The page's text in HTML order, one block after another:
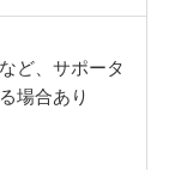
ど、サポータ
場合あり